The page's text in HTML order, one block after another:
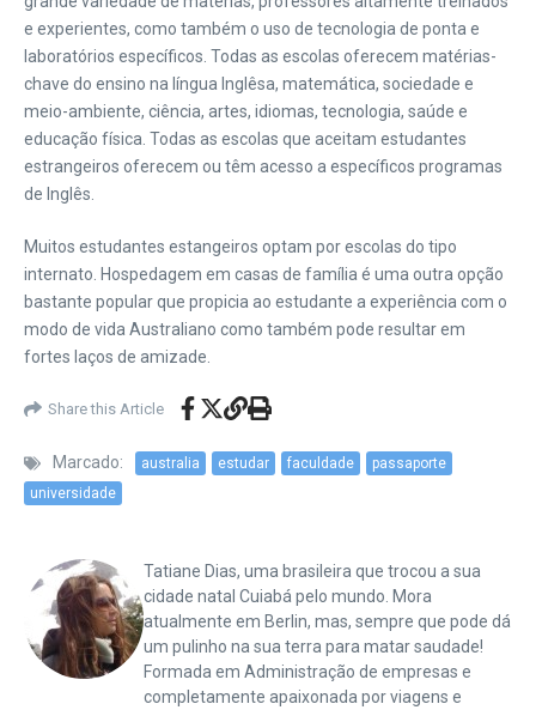
e experientes, como também o uso de tecnologia de ponta e
laboratórios específicos. Todas as escolas oferecem matérias-
chave do ensino na língua Inglêsa, matemática, sociedade e
meio-ambiente, ciência, artes, idiomas, tecnologia, saúde e
educação física. Todas as escolas que aceitam estudantes
estrangeiros oferecem ou têm acesso a específicos programas
de Inglês.
Muitos estudantes estangeiros optam por escolas do tipo
internato. Hospedagem em casas de família é uma outra opção
bastante popular que propicia ao estudante a experiência com o
modo de vida Australiano como também pode resultar em
fortes laços de amizade.
Share this Article
Marcado: australia estudar faculdade
passaporte
universidade
Tatiane Dias, uma brasileira que trocou a sua
cidade natal Cuiabá pelo mundo. Mora
atualmente em Berlin, mas, sempre que pode dá
um pulinho na sua terra para matar saudade!
Formada em Administração de empresas e
completamente apaixonada por viagens e